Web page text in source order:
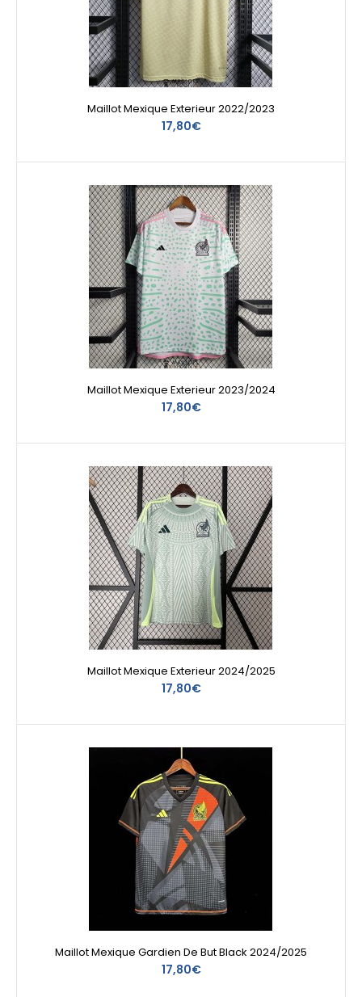
Maillot Mexique Exterieur 2022/2023
17,80€
Maillot Mexique Exterieur 2023/2024
17,80€
Maillot Mexique Exterieur 2024/2025
17,80€
Maillot Mexique Gardien De But Black 2024/2025
17,80€